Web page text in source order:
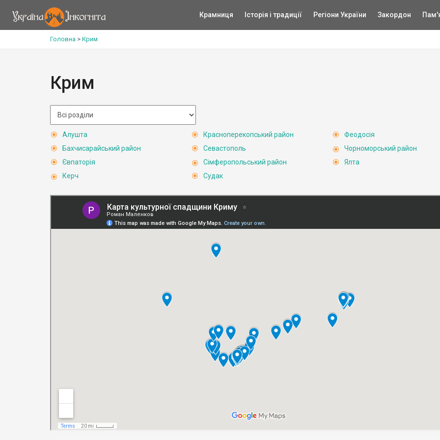
Крамниця Історія і традиції Регіони України Закордон
Головна > Крим
Крим
Алушта
Бахчисарайський район
Євпаторія
Керч
Красноперекопський район
Севастополь
Сімферопольський район
Судак
Феодосія
Чорноморський район
Ялта